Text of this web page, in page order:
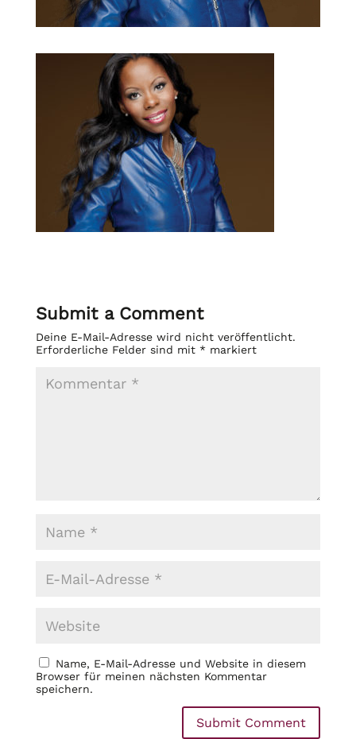
Submit a Comment
Deine E-Mail-Adresse wird nicht veröffentlicht.
Erforderliche Felder sind mit *markiert
Name, E-Mail-Adresse und Website in diesem
Browser für meinen nächsten Kommentar
speichern.